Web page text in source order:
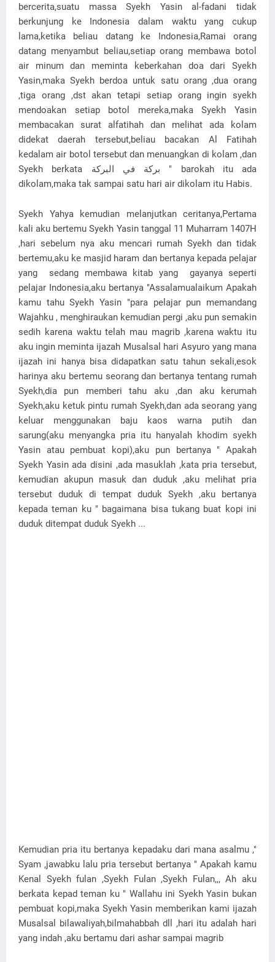
bercerita,suatu massa Syekh Yasin al-fadani tidak
berkunjung ke Indonesia dalam waktu yang cukup
lama,ketika beliau datang ke Indonesia,Ramai orang
datang menyambut beliau,setiap orang membawa botol
air minum dan meminta keberkahan doa dari Syekh
Yasin,maka Syekh berdoa untuk satu orang ,dua orang
,tiga orang ,dst akan tetapi setiap orang ingin syekh
mendoakan setiap botol mereka,maka Syekh Yasin
membacakan surat alfatihah dan melihat ada kolam
didekat daerah tersebut,beliau bacakan Al Fatihah
kedalam air botol tersebut dan menuangkan di kolam ,dan
Syekh berkata بركة في البركة " barokah itu ada
dikolam,maka tak sampai satu hari air dikolam itu Habis.
Syekh Yahya kemudian melanjutkan ceritanya,Pertama
kali aku bertemu Syekh Yasin tanggal 11 Muharram 1407H
,hari sebelum nya aku mencari rumah Syekh dan tidak
bertemu,aku ke masjid haram dan bertanya kepada pelajar
yang sedang membawa kitab yang gayanya seperti
pelajar Indonesia,aku bertanya "Assalamualaikum Apakah
kamu tahu Syekh Yasin "para pelajar pun memandang
Wajahku , menghiraukan kemudian pergi ,aku pun semakin
sedih karena waktu telah mau magrib ,karena waktu itu
aku ingin meminta ijazah Musalsal hari Asyuro yang mana
ijazah ini hanya bisa didapatkan satu tahun sekali,esok
harinya aku bertemu seorang dan bertanya tentang rumah
Syekh,dia pun memberi tahu aku ,dan aku kerumah
Syekh,aku ketuk pintu rumah Syekh,dan ada seorang yang
keluar menggunakan baju kaos warna putih dan
sarung(aku menyangka pria itu hanyalah khodim syekh
Yasin atau pembuat kopi),aku pun bertanya " Apakah
Syekh Yasin ada disini ,ada masuklah ,kata pria tersebut,
kemudian akupun masuk dan duduk ,aku melihat pria
tersebut duduk di tempat duduk Syekh ,aku bertanya
kepada teman ku " bagaimana bisa tukang buat kopi ini
duduk ditempat duduk Syekh ...
Kemudian pria itu bertanya kepadaku dari mana asalmu ,"
Syam ,jawabku lalu pria tersebut bertanya " Apakah kamu
Kenal Syekh fulan ,Syekh Fulan ,Syekh Fulan,,, Ah aku
berkata kepad teman ku " Wallahu ini Syekh Yasin bukan
pembuat kopi,maka Syekh Yasin memberikan kami ijazah
Musalsal bilawaliyah,bilmahabbah dll ,hari itu adalah hari
yang indah ,aku bertamu dari ashar sampai magrib